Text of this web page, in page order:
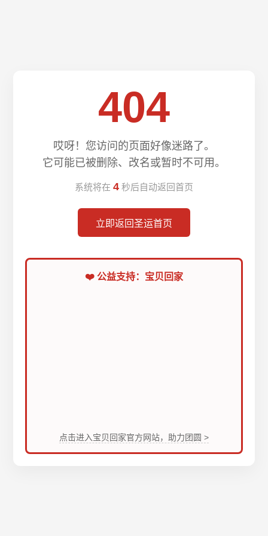
404
哎呀！您访问的页面好像迷路了。
它可能已被删除、改名或暂时不可用。
系统将在 4 秒后自动返回首页
立即返回圣运首页
❤️ 公益支持：宝贝回家
点击进入宝贝回家官方网站，助力团圆 >